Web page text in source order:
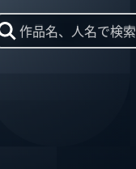
作品名、人名で検索